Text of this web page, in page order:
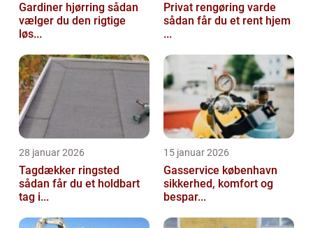
Gardiner hjørring sådan
vælger du den rigtige
løs...
Privat rengøring varde
sådan får du et rent hjem
...
28 januar 2026
Tagdækker ringsted
sådan får du et holdbart
tag i...
15 januar 2026
Gasservice københavn
sikkerhed, komfort og
bespar...